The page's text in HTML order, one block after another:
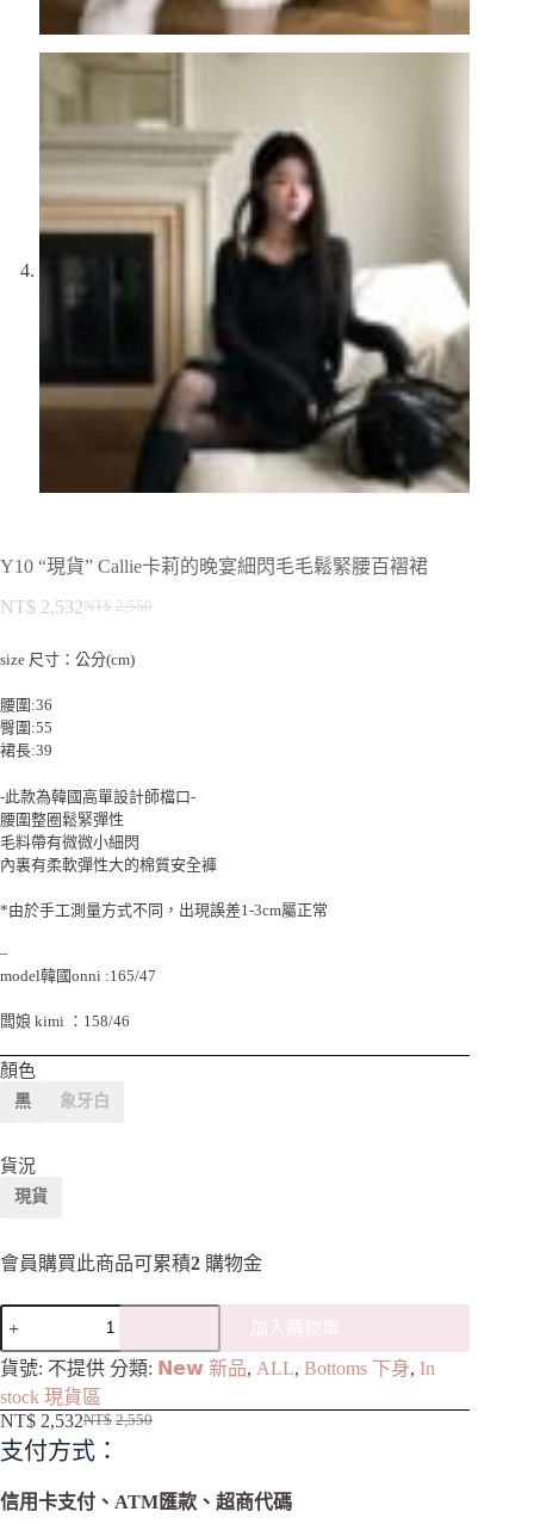
Y10 “現貨” Callie卡莉的晚宴細閃毛毛鬆緊腰百褶裙
NT$ 2,550
NT$ 2,532
size 尺寸：公分(cm)
腰圍:36
臀圍:55
裙長:39
-此款為韓國高單設計師檔口-
腰圍整圈鬆緊彈性
毛料帶有微微小細閃
內裏有柔軟彈性大的棉質安全褲
*由於手工測量方式不同，出現誤差1-3cm屬正常
–
model韓國onni :165/47
闆娘 kimi ：158/46
顏色
黑 象牙白
貨況
現貨
會員購買此商品可累積2 購物金
加入購物車
A
t
e
r
a
t
貨號: 不提供 分類: 𝗡𝗲𝘄 新品, ALL, Bottoms 下身, In
stock 現貨區
NT$ 2,550
NT$ 2,532
支付方式：
信用卡支付、ATM匯款、超商代碼